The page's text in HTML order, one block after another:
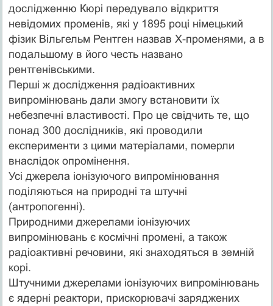
дослідженню Кюрі передувало відкриття
невідомих променів, які у 1895 році німецький
фізик Вільгельм Рентген назвав Х-променями, а в
подальшому в його честь названо
рентгенівськими.
Перші ж дослідження радіоактивних
випромінювань дали змогу встановити їх
небезпечні властивості. Про це свідчить те, що
понад 300 дослідників, які проводили
експерименти з цими матеріалами, померли
внаслідок опромінення.
Усі джерела іонізуючого випромінювання
поділяються на природні та штучні
(антропогенні).
Природними джерелами іонізуючих
випромінювань є космічні промені, а також
радіоактивні речовини, які знаходяться в земній
корі.
Штучними джерелами іонізуючих випромінювань
є ядерні реактори, прискорювачі заряджених